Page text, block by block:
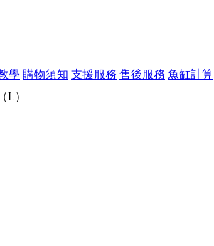
學 購物須知 支援服務 售後服務 魚缸計算
L）